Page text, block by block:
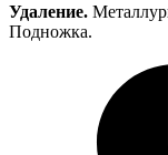
Удаление.
Подножка.